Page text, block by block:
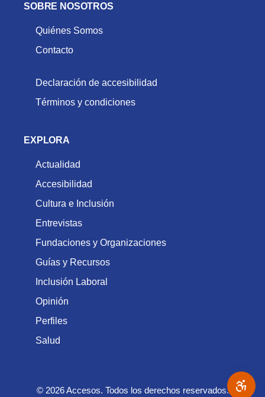
SOBRE NOSOTROS
Quiénes Somos
Contacto
Declaración de accesibilidad
Términos y condiciones
EXPLORA
Actualidad
Accesibilidad
Cultura e Inclusión
Entrevistas
Fundaciones y Organizaciones
Guías y Recursos
Inclusión Laboral
Opinión
Perfiles
Salud
© 2026 Accesos. Todos los derechos reservados.